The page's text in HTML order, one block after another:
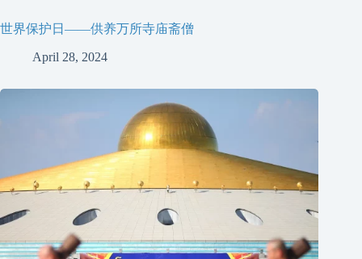
世界保护日——供养万所寺庙斋僧
April 28, 2024